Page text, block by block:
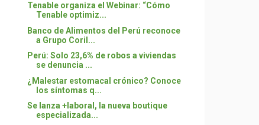
Tenable organiza el Webinar: “Cómo
Tenable optimiz...
Banco de Alimentos del Perú reconoce
a Grupo Coril...
Perú: Solo 23,6% de robos a viviendas
se denuncia ...
¿Malestar estomacal crónico? Conoce
los síntomas q...
Se lanza +laboral, la nueva boutique
especializada...